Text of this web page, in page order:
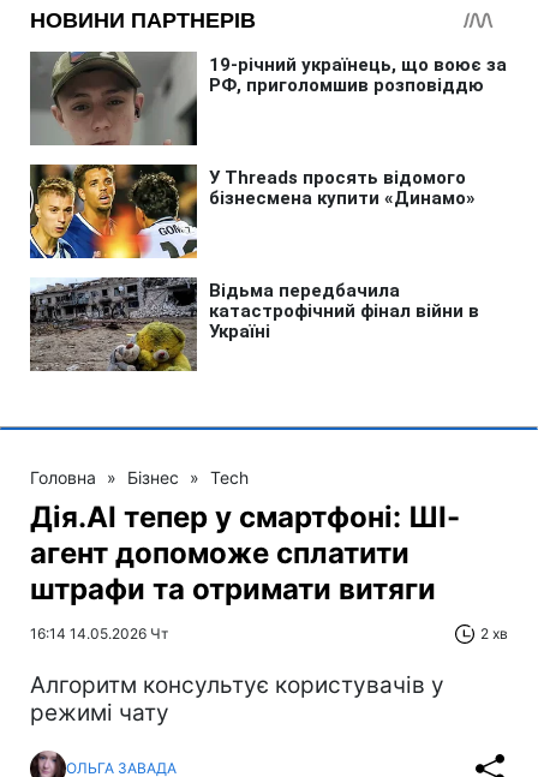
Головна » Бізнес » Tech
Дія.AI тепер у смартфоні: ШІ-
агент допоможе сплатити
штрафи та отримати витяги
16:14 14.05.2026 Чт 2 хв
Алгоритм консультує користувачів у
режимі чату
ОЛЬГА ЗАВАДА